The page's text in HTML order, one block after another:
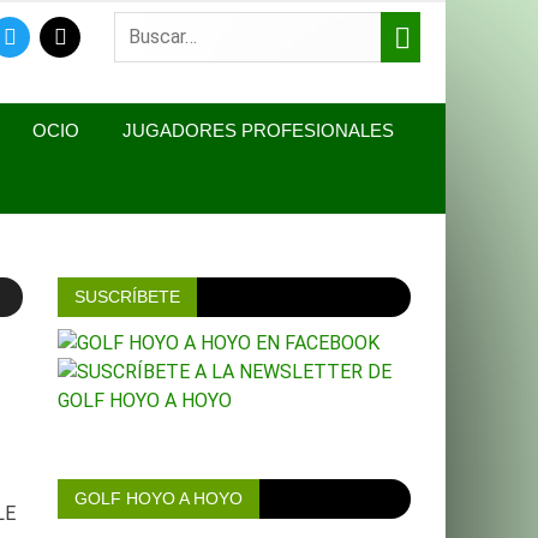
MAIL
OCIO JUGADORES PROFESIONALES
SUSCRÍBETE
GOLF HOYO A HOYO